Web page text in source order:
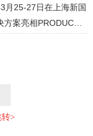
月25-27日在上海新国
案亮相PRODUCTR